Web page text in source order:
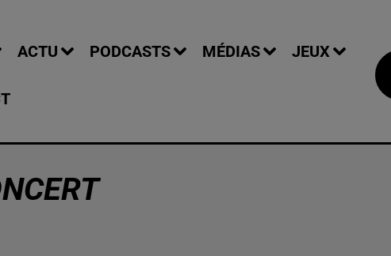
ACTU PODCASTS MÉDIAS JEUX